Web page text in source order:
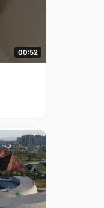
00:52